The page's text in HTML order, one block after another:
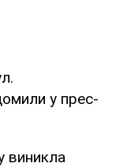
у прес-
виникла